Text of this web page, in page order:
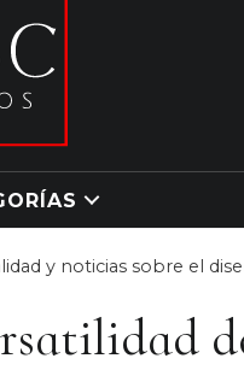
y noticias sobre el